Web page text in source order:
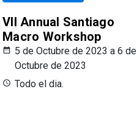
VII Annual Santiago
Macro Workshop
5 de Octubre de 2023 a 6 de
Octubre de 2023
Todo el dia.